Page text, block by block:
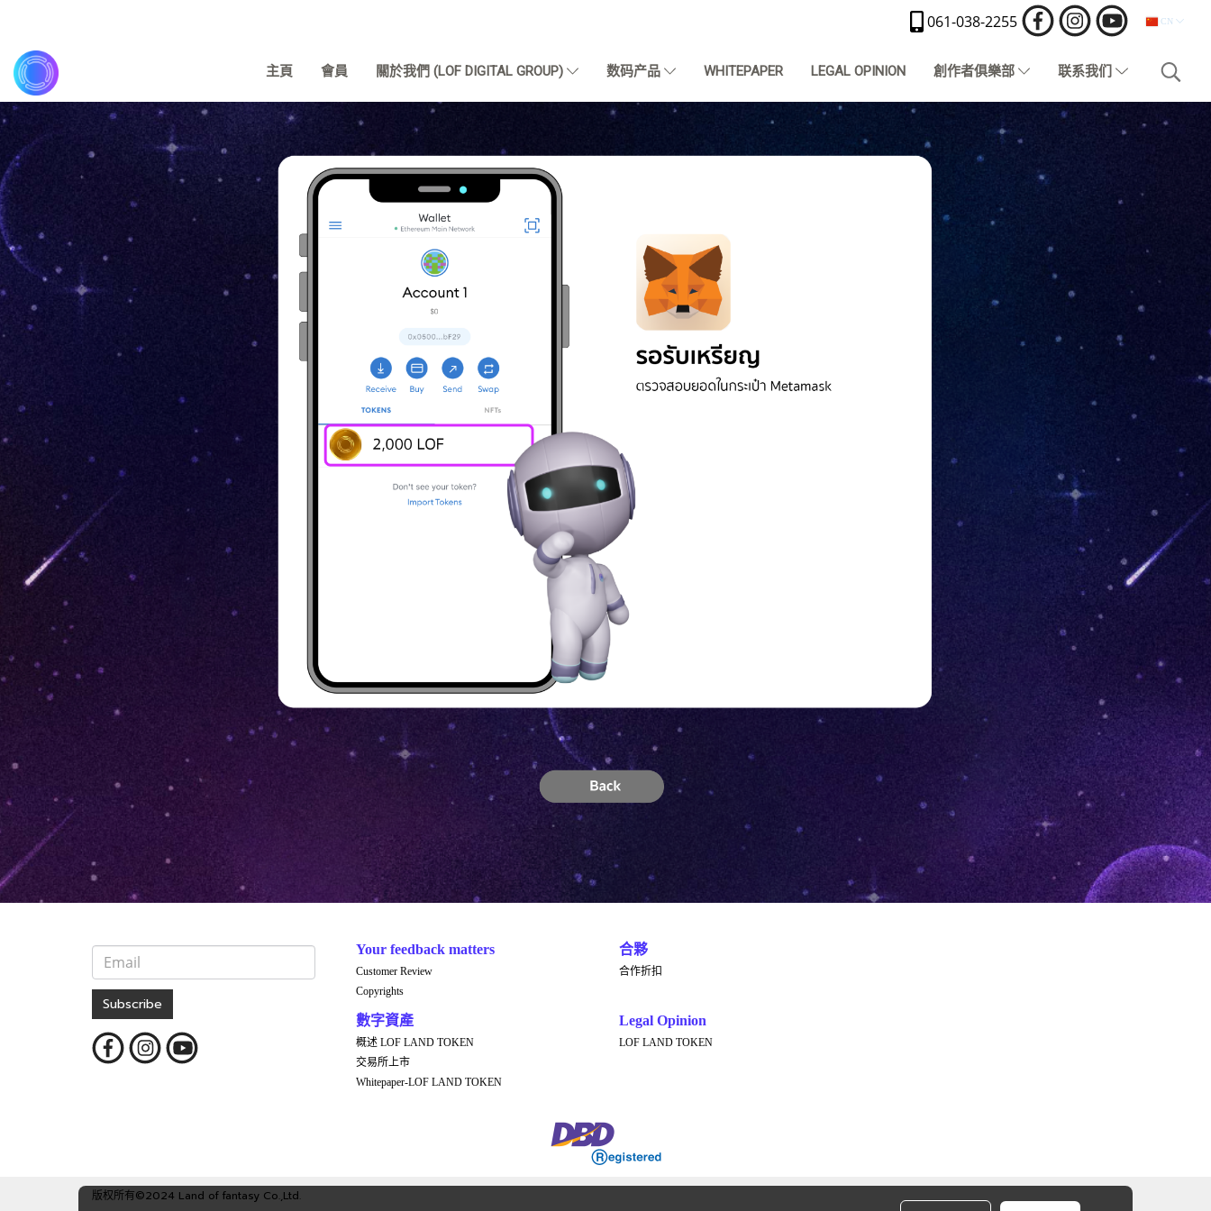
061-038-2255 CN
主頁 會員 關於我們 (LOF DIGITAL GROUP) 数码产品 WHITEPAPER LEGAL OPINION 創作者俱樂部 联系我们
Subscribe
Your feedback matters
Customer Review
Copyrights
合夥
合作折扣
數字資產
概述 LOF LAND TOKEN
交易所上市
Whitepaper-LOF LAND TOKEN
Legal Opinion
LOF LAND TOKEN
版权所有©2024 Land of fantasy Co.,Ltd.